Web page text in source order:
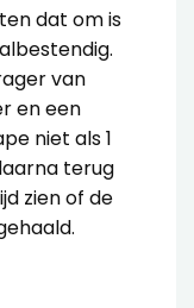
dat om is
van
en een
niet als 1
terug
zien of de